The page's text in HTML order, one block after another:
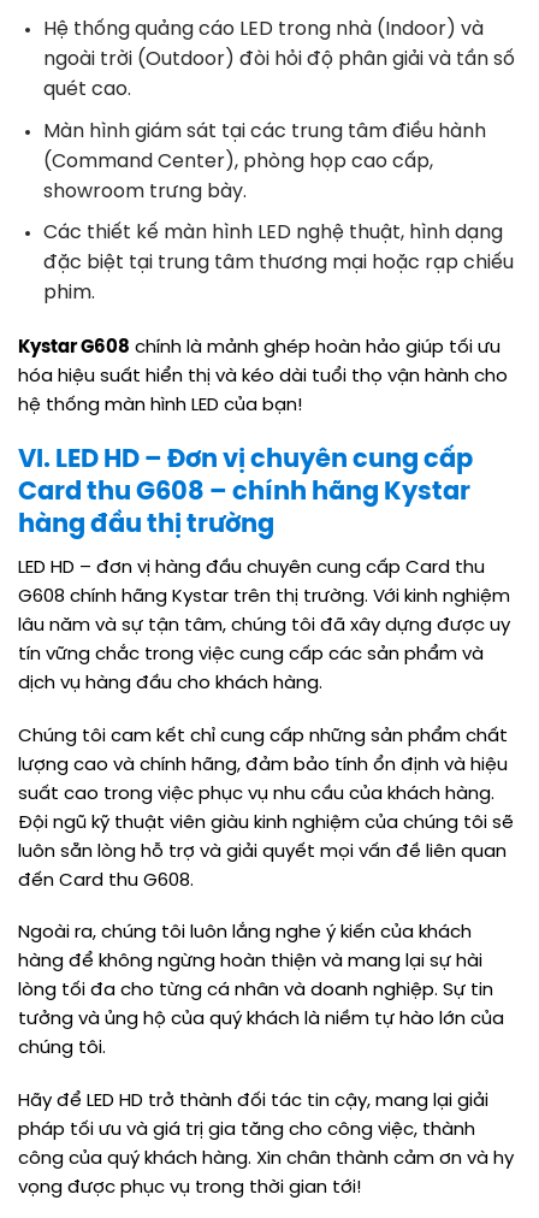
Hệ thống quảng cáo LED trong nhà (Indoor) và
ngoài trời (Outdoor) đòi hỏi độ phân giải và tần số
quét cao.
Màn hình giám sát tại các trung tâm điều hành
(Command Center), phòng họp cao cấp,
showroom trưng bày.
Các thiết kế màn hình LED nghệ thuật, hình dạng
đặc biệt tại trung tâm thương mại hoặc rạp chiếu
phim.
Kystar G608 chính là mảnh ghép hoàn hảo giúp tối ưu
hóa hiệu suất hiển thị và kéo dài tuổi thọ vận hành cho
hệ thống màn hình LED của bạn!
VI. LED HD – Đơn vị chuyên cung cấp
Card thu G608 – chính hãng Kystar
hàng đầu thị trường
LED HD – đơn vị hàng đầu chuyên cung cấp Card thu
G608 chính hãng Kystar trên thị trường. Với kinh nghiệm
lâu năm và sự tận tâm, chúng tôi đã xây dựng được uy
tín vững chắc trong việc cung cấp các sản phẩm và
dịch vụ hàng đầu cho khách hàng.
Chúng tôi cam kết chỉ cung cấp những sản phẩm chất
lượng cao và chính hãng, đảm bảo tính ổn định và hiệu
suất cao trong việc phục vụ nhu cầu của khách hàng.
Đội ngũ kỹ thuật viên giàu kinh nghiệm của chúng tôi sẽ
luôn sẵn lòng hỗ trợ và giải quyết mọi vấn đề liên quan
đến Card thu G608.
Ngoài ra, chúng tôi luôn lắng nghe ý kiến của khách
hàng để không ngừng hoàn thiện và mang lại sự hài
lòng tối đa cho từng cá nhân và doanh nghiệp. Sự tin
tưởng và ủng hộ của quý khách là niềm tự hào lớn của
chúng tôi.
Hãy để LED HD trở thành đối tác tin cậy, mang lại giải
pháp tối ưu và giá trị gia tăng cho công việc, thành
công của quý khách hàng. Xin chân thành cảm ơn và hy
vọng được phục vụ trong thời gian tới!